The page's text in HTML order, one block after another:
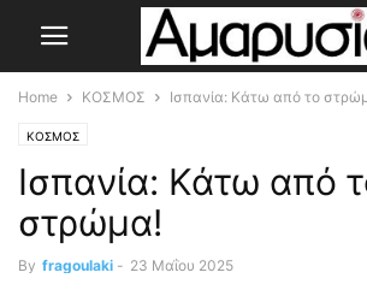
Home ΚΟΣΜΟΣ Ισπανία: Κάτω από το
ΚΟΣΜΟΣ
Ισπανία: Κάτω από
στρώμα!
By fragoulaki - 23 Μαΐου 2025